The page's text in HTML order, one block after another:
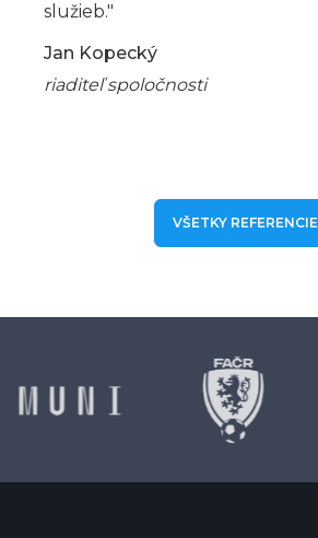
služieb."
Jan Kopecký
riaditeľ spoločnosti
VŠETKY REFERENCIE